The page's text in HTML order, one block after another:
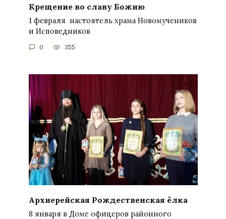
Крещение во славу Божию
1 февраля настоятель храма Новомучеников
и Исповедников
0 355
Архиерейская Рождественская ёлка
8 января в Доме офицеров районного